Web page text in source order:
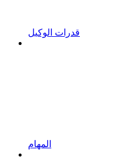
قدرات الوكيل
المهام